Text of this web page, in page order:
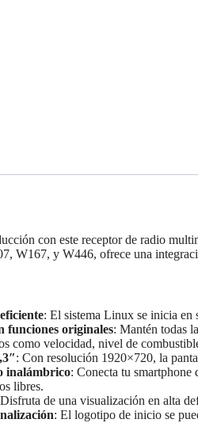
con este receptor de radio
W167, y W446, ofrece una
: El sistema Linux se inicia en
funciones originales: Mantén todas
como velocidad, nivel de
: Con resolución 1920×720, la
inalámbrico: Conecta tu smartphone
libres.
de una visualización en alta
: El logotipo de inicio se